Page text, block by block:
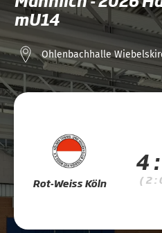
mU14
Ohlenbachhalle
Rot-Weiss Köln
4
( 2 :